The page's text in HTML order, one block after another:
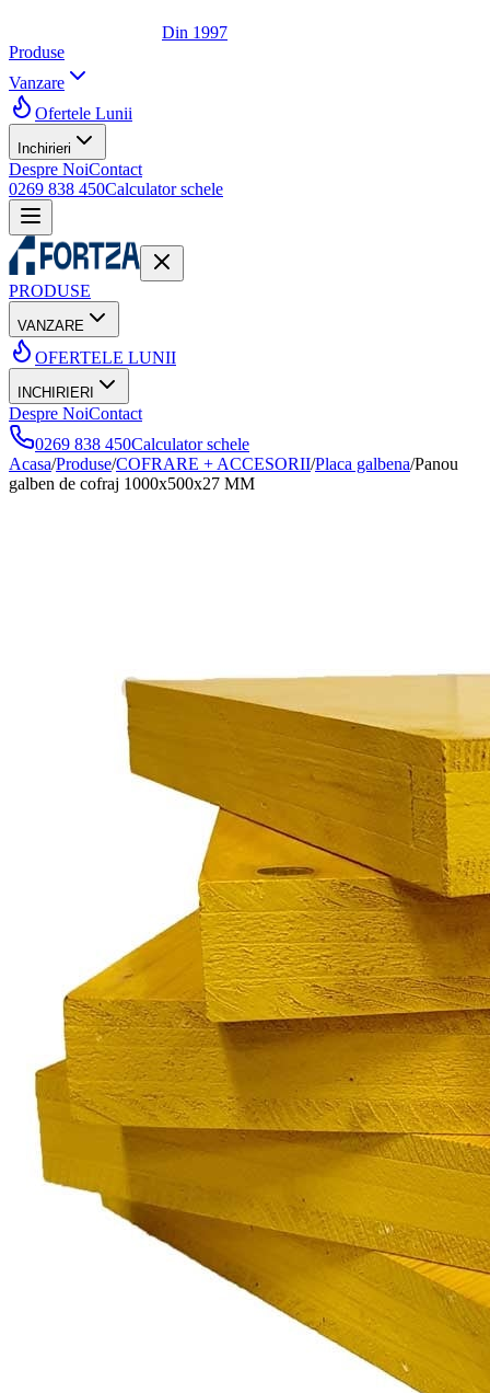
Din 1997
Produse
Vanzare
Ofertele Lunii
Inchirieri
Despre NoiContact
0269 838 450Calculator schele
PRODUSE
VANZARE
OFERTELE LUNII
INCHIRIERI
Despre NoiContact
0269 838 450Calculator schele
Acasa/Produse/COFRARE + ACCESORII/Placa galbena/Panou
galben de cofraj 1000x500x27 MM